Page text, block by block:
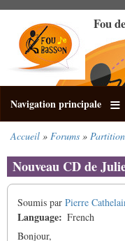
contenu
principal
Fou
Navigation principale
d'Ariane
Accueil Forums
Nouveau CD de
Soumis par Pierre
Language
French
Bonjour,